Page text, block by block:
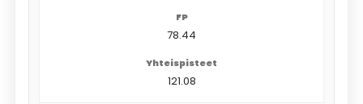
78.44
121.08